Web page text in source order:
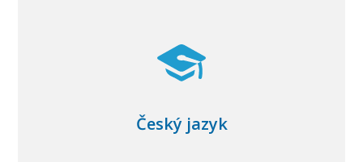
Český jazyk